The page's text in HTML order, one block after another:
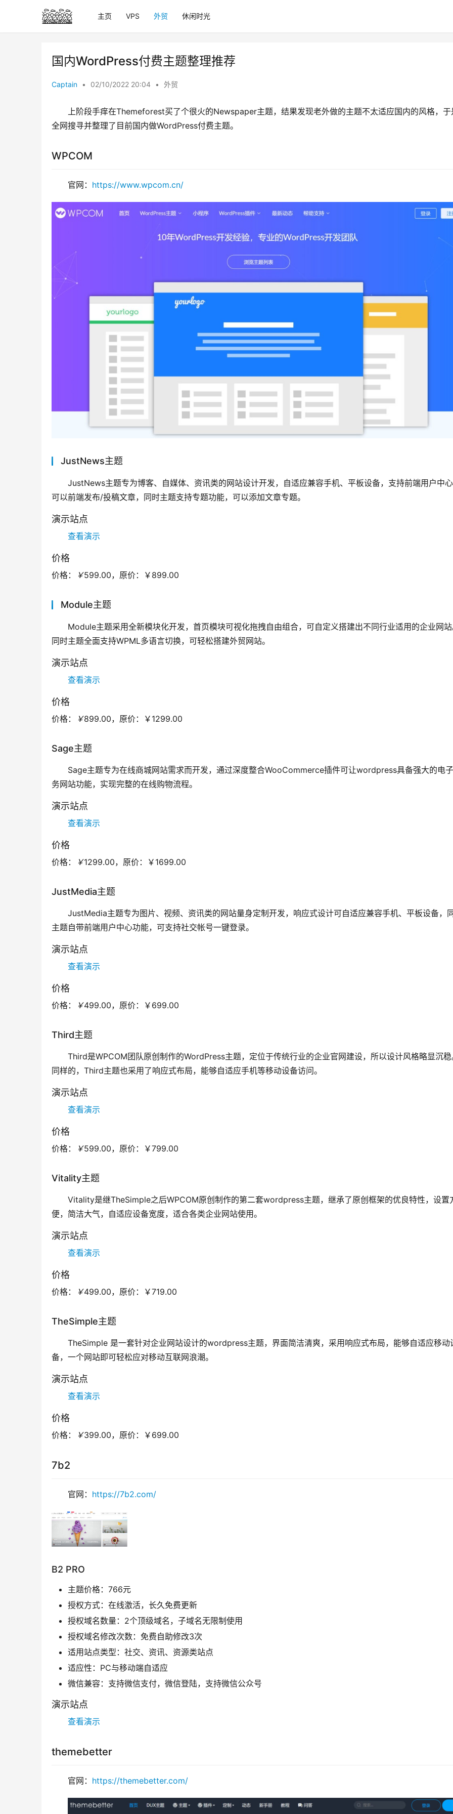
主页 VPS 外贸 休闲时光
国内WordPress付费主题整理推荐
Captain • 02/10/2022 20:04 • 外贸
上阶段手痒在Themeforest买了个很火的Newspaper主题，结果发现老外做的主题不太适应国内的风格，于
全网搜寻并整理了目前国内做WordPress付费主题。
WPCOM
官网： https://www.wpcom.cn/
JustNews主题
JustNews主题专为博客、自媒体、资讯类的网站设计开发，自适应兼容手机、平板设备，支持前端用户中
可以前端发布/投稿文章，同时主题支持专题功能，可以添加文章专题。
演示站点
查看演示
价格
价格： ￥599.00， 原价： ￥899.00
Module主题
Module主题采用全新模块化开发，首页模块可视化拖拽自由组合，可自定义搭建出不同行业适用的企业网
同时主题全面支持WPML多语言切换，可轻松搭建外贸网站。
演示站点
查看演示
价格
价格： ￥899.00， 原价： ￥1299.00
Sage主题
Sage主题专为在线商城网站需求而开发，通过深度整合WooCommerce插件可让wordpress具备强大的电
务网站功能，实现完整的在线购物流程。
演示站点
查看演示
价格
价格： ￥1299.00， 原价： ￥1699.00
JustMedia主题
JustMedia主题专为图片、视频、资讯类的网站量身定制开发，响应式设计可自适应兼容手机、平板设备，
主题自带前端用户中心功能，可支持社交帐号一键登录。
演示站点
查看演示
价格
价格： ￥499.00， 原价： ￥699.00
Third主题
Third是WPCOM团队原创制作的WordPress主题，定位于传统行业的企业官网建设，所以设计风格略显沉
同样的，Third主题也采用了响应式布局，能够自适应手机等移动设备访问。
演示站点
查看演示
价格
价格： ￥599.00， 原价： ￥799.00
Vitality主题
Vitality是继TheSimple之后WPCOM原创制作的第二套wordpress主题，继承了原创框架的优良特性，设置
便，简洁大气，自适应设备宽度，适合各类企业网站使用。
演示站点
查看演示
价格
价格： ￥499.00， 原价： ￥719.00
TheSimple主题
TheSimple 是一套针对企业网站设计的wordpress主题，界面简洁清爽，采用响应式布局，能够自适应移动
备，一个网站即可轻松应对移动互联网浪潮。
演示站点
查看演示
价格
价格： ￥399.00， 原价： ￥699.00
7b2
官网： https://7b2.com/
B2 PRO
主题价格：766元
授权方式：在线激活，长久免费更新
授权域名数量：2个顶级域名，子域名无限制使用
授权域名修改次数：免费自助修改3次
适用站点类型：社交、资讯、资源类站点
适应性：PC与移动端自适应
微信兼容：支持微信支付，微信登陆，支持微信公众号
演示站点
查看演示
themebetter
官网： https://themebetter.com/